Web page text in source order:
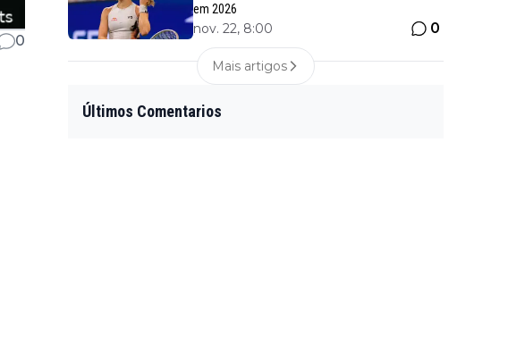
0
em 2026
nov. 22, 8:00 0
Mais artigos
Últimos Comentarios